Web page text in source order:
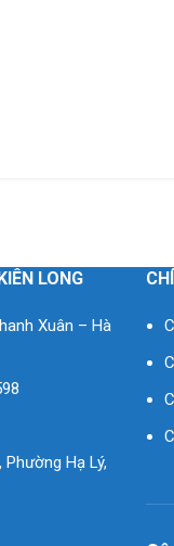
LONG
Xuân – Hà
Hạ Lý,